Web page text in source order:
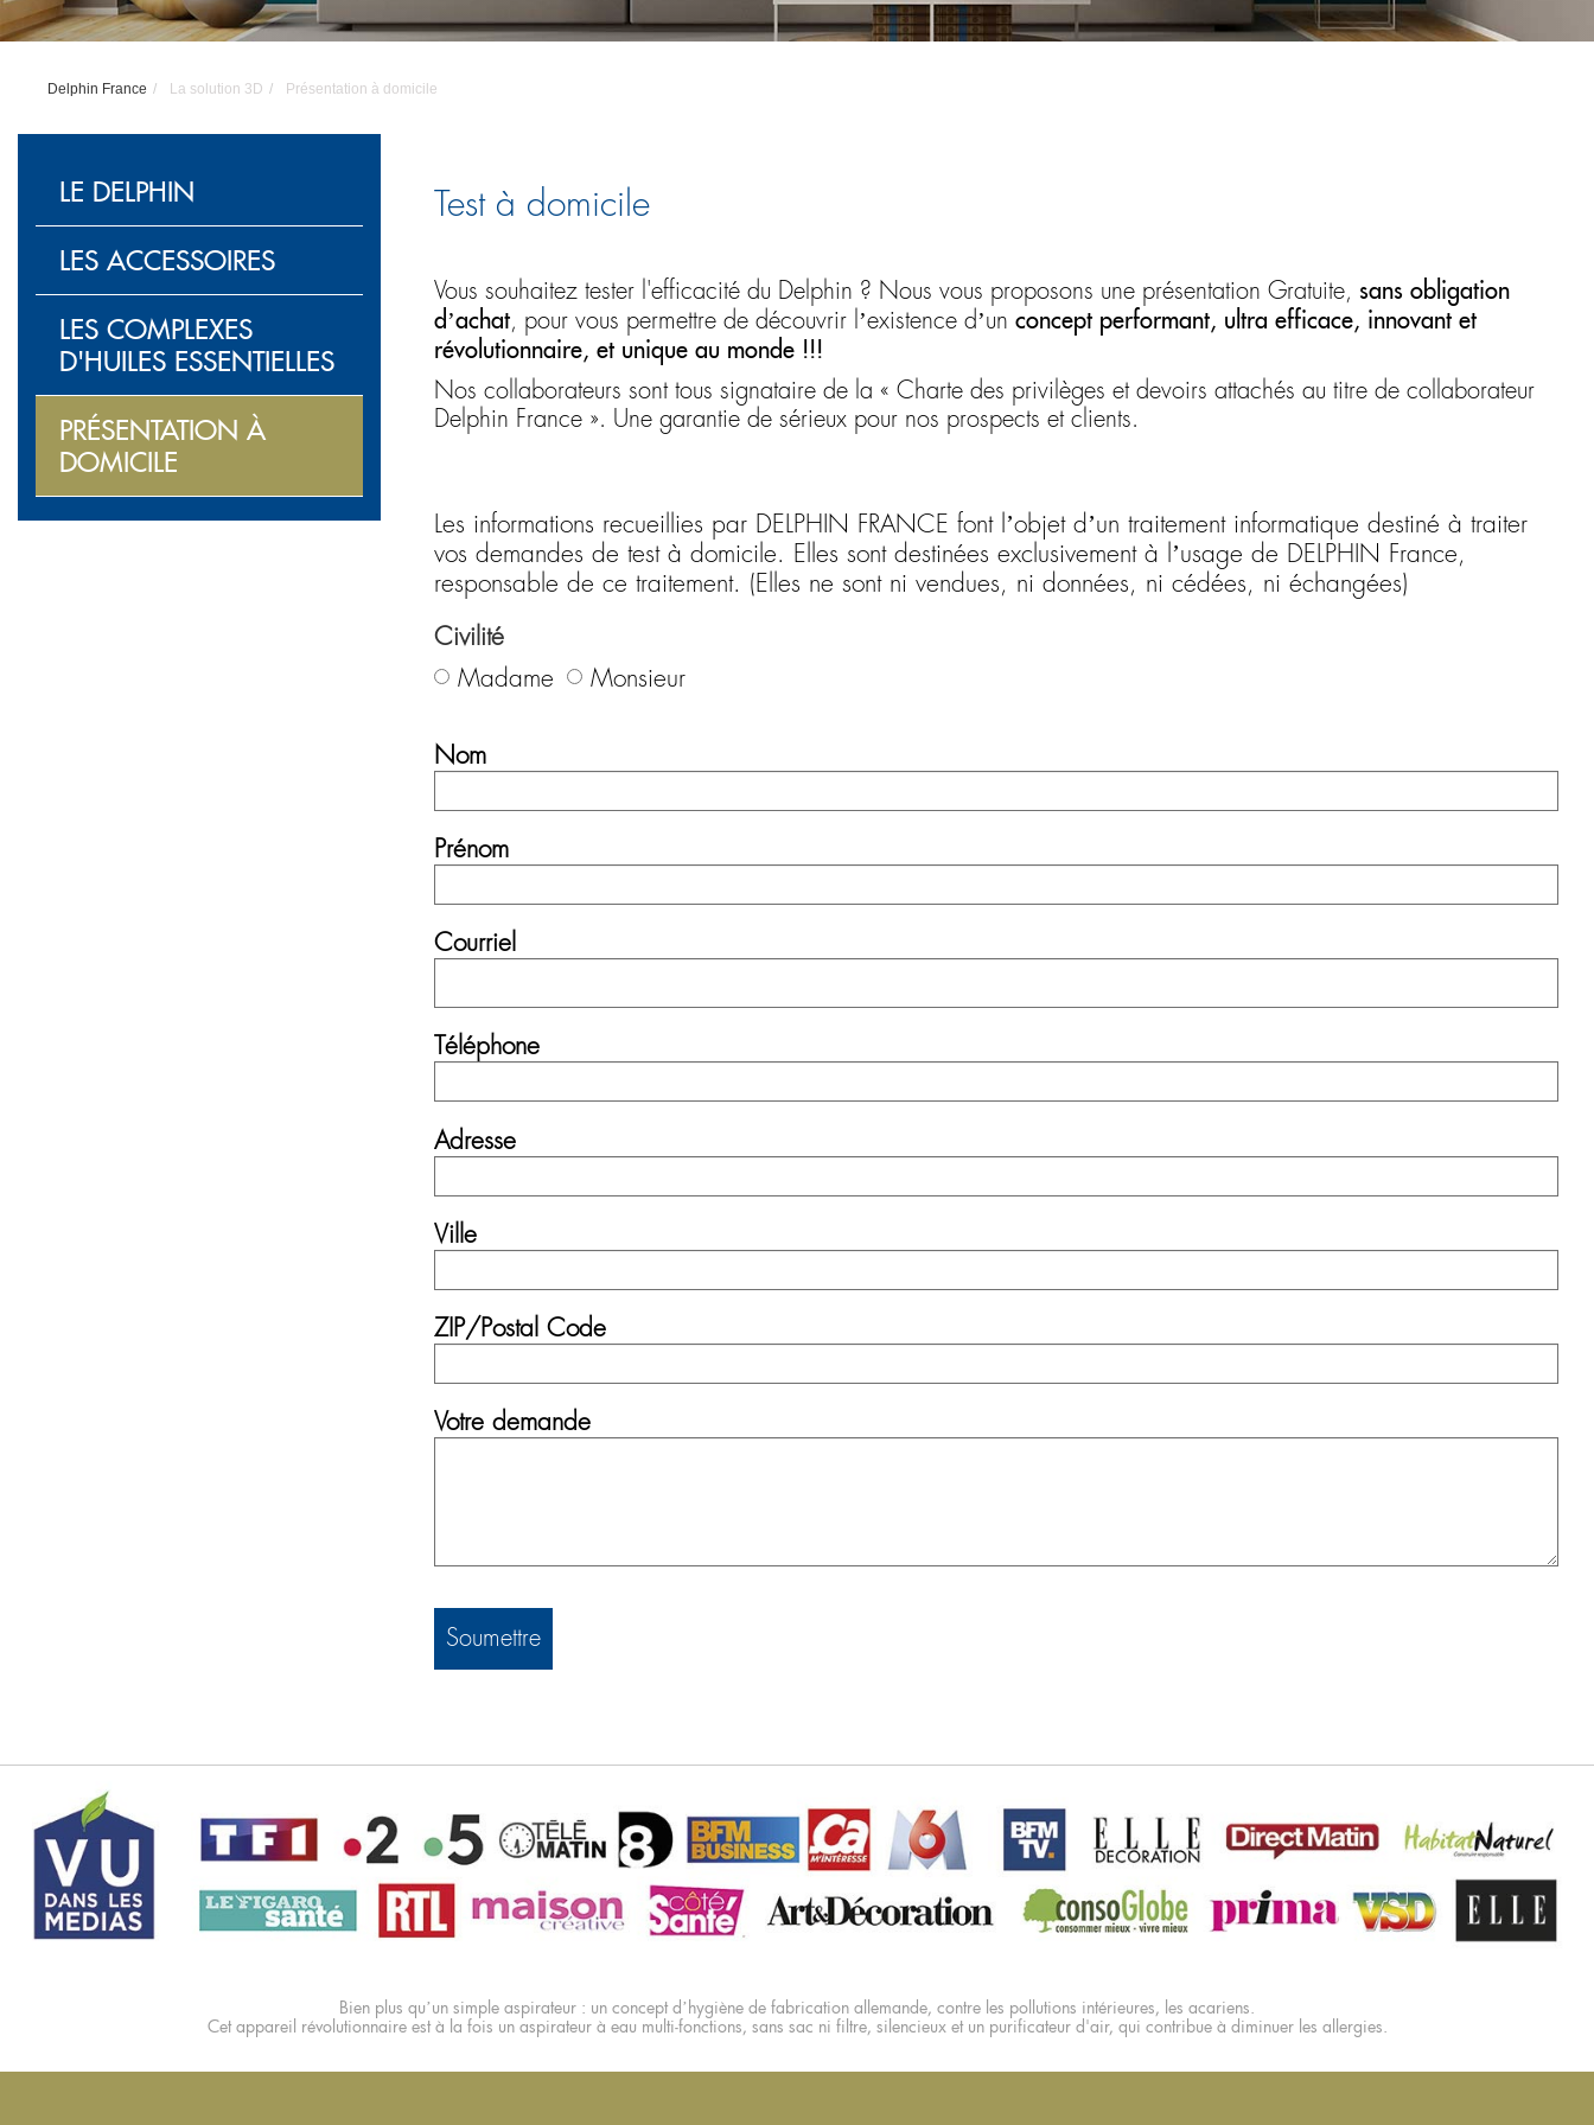
Delphin France La solution 3D Présentation à domicile
solution
3D
LE DELPHIN
LES ACCESSOIRES
LES COMPLEXES
D'HUILES ESSENTIELLES
PRÉSENTATION À
DOMICILE
Test à domicile
Vous souhaitez tester l'efficacité du Delphin ? Nous vous proposons une présentation Gratuite, sans obligation
d’achat, pour vous permettre de découvrir l’existence d’un concept performant, ultra efficace, innovant et
révolutionnaire, et unique au monde !!!
Nos collaborateurs sont tous signataire de la « Charte des privilèges et devoirs attachés au titre de collaborateur
Delphin France ». Une garantie de sérieux pour nos prospects et clients.
Les informations recueillies par DELPHIN FRANCE font l’objet d’un traitement informatique destiné à traiter
vos demandes de test à domicile. Elles sont destinées exclusivement à l’usage de DELPHIN France,
responsable de ce traitement. (Elles ne sont ni vendues, ni données, ni cédées, ni échangées)
Civilité
Madame
Monsieur
Nom
Prénom
Courriel
Téléphone
Adresse
Adresse
Ville
ZIP/Postal Code
Votre demande
Soumettre
Bien plus qu’un simple aspirateur : un concept d’hygiène de fabrication allemande, contre les pollutions intérieures, les acariens.
Cet appareil révolutionnaire est à la fois un aspirateur à eau multi-fonctions, sans sac ni filtre, silencieux et un purificateur d'air, qui contribue à diminuer les allergies.